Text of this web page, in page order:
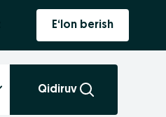
E‘lon berish
Qidiruv